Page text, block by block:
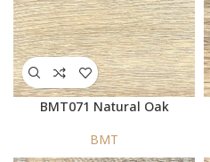
BMT071 Natural Oak
BMT